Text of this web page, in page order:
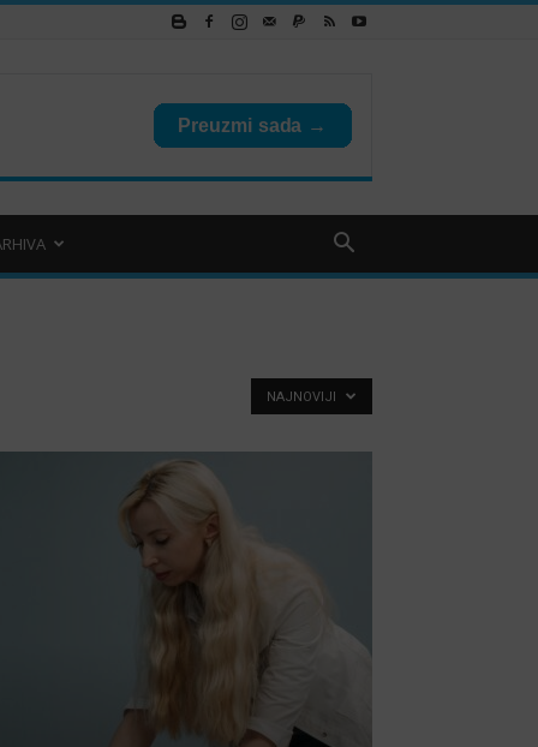
NAJNOVIJI